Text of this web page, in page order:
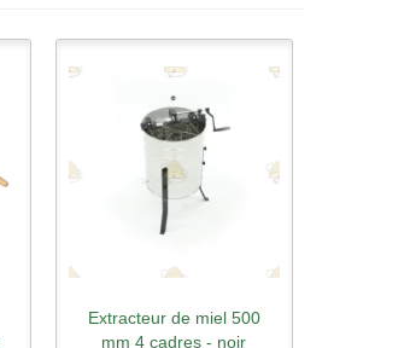
Aperçu rapide
Extracteur de miel 500
mm 4 cadres - noir